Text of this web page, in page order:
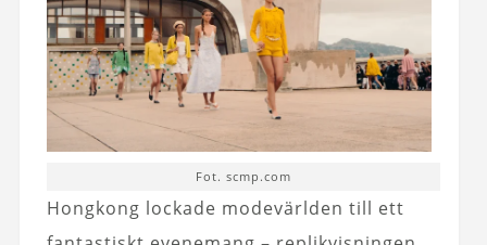
Fot. scmp.com
Hongkong lockade modevärlden till ett